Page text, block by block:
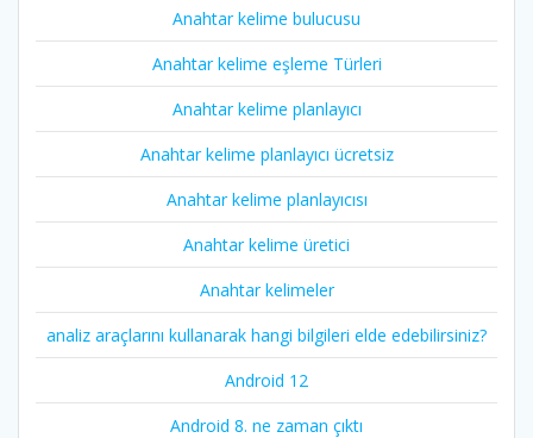
Anahtar kelime bulucusu
Anahtar kelime eşleme Türleri
Anahtar kelime planlayıcı
Anahtar kelime planlayıcı ücretsiz
Anahtar kelime planlayıcısı
Anahtar kelime üretici
Anahtar kelimeler
analiz araçlarını kullanarak hangi bilgileri elde edebilirsiniz?
Android 12
Android 8. ne zaman çıktı